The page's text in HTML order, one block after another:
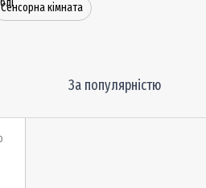
Сенсорна кімната
За популярністю